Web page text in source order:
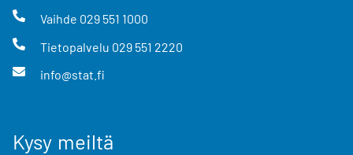
Vaihde 029 551 1000
Tietopalvelu 029 551 2220
info@stat.fi
Kysy meiltä